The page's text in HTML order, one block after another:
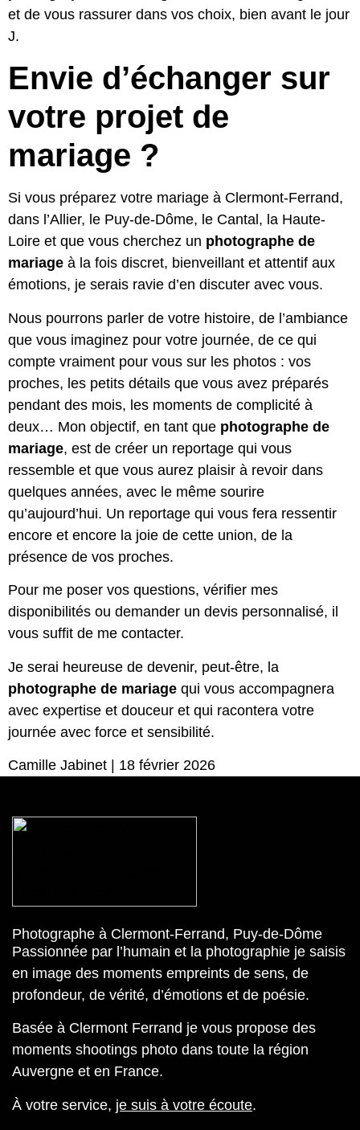
et de vous rassurer dans vos choix, bien avant le jour
J.
Envie d’échanger sur
votre projet de
mariage ?
Si vous préparez votre mariage à Clermont-Ferrand,
dans l’Allier, le Puy-de-Dôme, le Cantal, la Haute-
Loire et que vous cherchez un photographe de
mariage à la fois discret, bienveillant et attentif aux
émotions, je serais ravie d’en discuter avec vous.
Nous pourrons parler de votre histoire, de l’ambiance
que vous imaginez pour votre journée, de ce qui
compte vraiment pour vous sur les photos : vos
proches, les petits détails que vous avez préparés
pendant des mois, les moments de complicité à
deux… Mon objectif, en tant que photographe de
mariage, est de créer un reportage qui vous
ressemble et que vous aurez plaisir à revoir dans
quelques années, avec le même sourire
qu’aujourd’hui. Un reportage qui vous fera ressentir
encore et encore la joie de cette union, de la
présence de vos proches.
Pour me poser vos questions, vérifier mes
disponibilités ou demander un devis personnalisé, il
vous suffit de me contacter.
Je serai heureuse de devenir, peut-être, la
photographe de mariage qui vous accompagnera
avec expertise et douceur et qui racontera votre
journée avec force et sensibilité.
Camille Jabinet | 18 février 2026
Photographe à Clermont-Ferrand, Puy-de-Dôme
Passionnée par l’humain et la photographie je saisis
en image des moments empreints de sens, de
profondeur, de vérité, d’émotions et de poésie.
Basée à Clermont Ferrand je vous propose des
moments shootings photo dans toute la région
Auvergne et en France.
À votre service, je suis à votre écoute.